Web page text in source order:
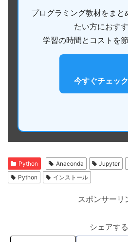
プログラミング教材をまと
たい方におすす
学習の時間とコストを節
今すぐチェッ
Python Anaconda Jupyter
Python
インストール
スポンサーリ
シェアする